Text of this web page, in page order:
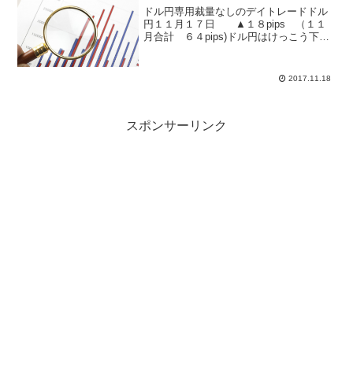
ドル円専用裁量なしのデイトレードドル
円１１月１７日 ▲１８pips （１１
月合計 ６４pips)ドル円はけっこう下げ
で、約１円ほどの変動です。午前中で完
2017.11.18
スポンサーリンク